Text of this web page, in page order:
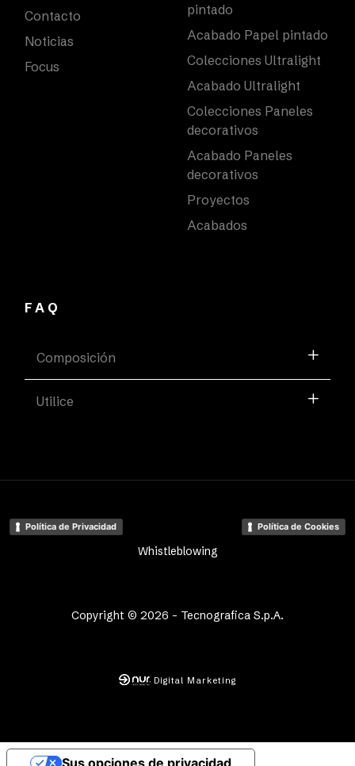
Contacto
Noticias
Focus
pintado
Acabado Papel pintado
Colecciones Ultralight
Acabado Ultralight
Colecciones Paneles
decorativos
Acabado Paneles
decorativos
Proyectos
Acabados
FAQ
Composición
Utilice
Copyright © 2026 - Tecnografica S.p.A.
Política de Privacidad Política de Cookies
Whistleblowing
Digital Marketing
Sus opciones de privacidad